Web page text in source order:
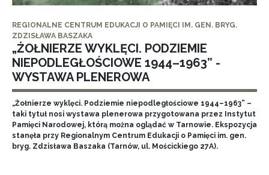
REGIONALNE CENTRUM EDUKACJI O PAMIĘCI IM. GEN. BRYG.
ZDZISŁAWA BASZAKA
„ŻOŁNIERZE WYKLĘCI. PODZIEMIE
NIEPODLEGŁOŚCIOWE 1944–1963” -
WYSTAWA PLENEROWA
„Żołnierze wyklęci. Podziemie niepodległościowe 1944–1963” –
taki tytuł nosi wystawa plenerowa przygotowana przez Instytut
Pamięci Narodowej, którą można oglądać w Tarnowie. Ekspozycja
stanęła przy Regionalnym Centrum Edukacji o Pamięci im. gen.
bryg. Zdzisława Baszaka (Tarnów, ul. Mościckiego 27A).